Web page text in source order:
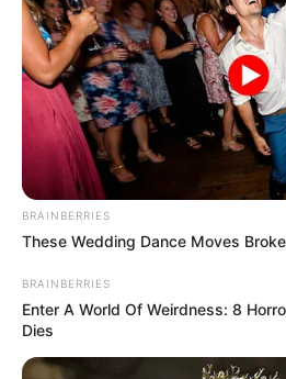
Περισσότερα νέα από
ΣΟΚ: Γυναίκα έπεσε από
Χαλκίδας
Εύβοια: Θλίψη για γνωστό
έφυγε ξαφνικά από την ζωή
Εύβοια: Θλίψη για γνωστό
έφυγε από την ζωή
Ακολουθήστε το
BRAINBERRIES
These Wedding Dance Moves
BRAINBERRIES
Enter A World Of Weirdness: 8
Dies